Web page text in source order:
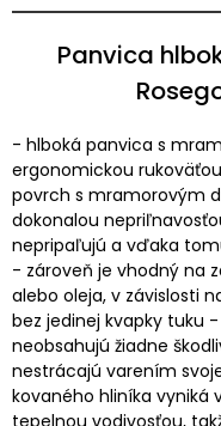
Panvica
- hlboká panvica s
ergonomickou
povrch s mramorovým
dokonalou
nepripaľujú a vďaka
- zároveň je vhodný na
alebo oleja, v závislosti
bez jedinej kvapky tuku
neobsahujú žiadne
nestrácajú varením
kovaného hliníka vyniká
tepelnou vodivosťou,